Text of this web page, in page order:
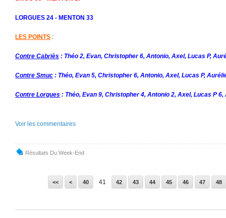
LORGUES 24 - MENTON 33
LES POINTS :
Contre Cabriès : Théo 2, Evan, Christopher 6, Antonio, Axel, Lucas P,
Contre Smuc : Théo, Evan 5, Christopher 6, Antonio, Axel, Lucas P,
Contre Lorgues : Théo, Evan 9, Christopher 4, Antonio 2, Axel, Lucas P
Voir les commentaires
Résultats Du Week-End
<< < 10
20
30
40 41 42 43 44 45 46 47 48